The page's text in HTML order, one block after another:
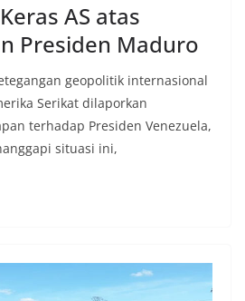
AS atas
Presiden Maduro
geopolitik internasional
Serikat dilaporkan
terhadap Presiden Venezuela,
situasi ini,